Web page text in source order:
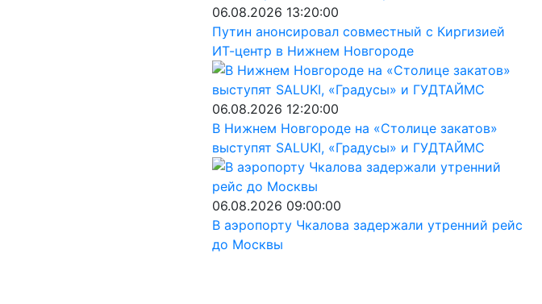
06.08.2026 13:20:00
Путин анонсировал совместный с Киргизией
ИТ-центр в Нижнем Новгороде
06.08.2026 12:20:00
В Нижнем Новгороде на «Столице закатов»
выступят SALUKI, «Градусы» и ГУДТАЙМС
06.08.2026 09:00:00
В аэропорту Чкалова задержали утренний рейс
до Москвы